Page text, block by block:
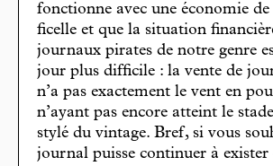
fonctionne avec une économie
ficelle et que la situation
journaux pirates de notre genre
jour plus difficile : la vente de
n’a pas exactement le vent en
n’ayant pas encore atteint le
stylé du vintage. Bref, si vous
journal puisse continuer à exister